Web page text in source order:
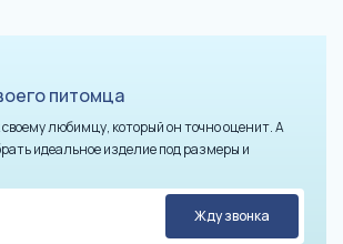
питомца
любимцу, который он точно оценит. А
идеальное изделие под размеры и